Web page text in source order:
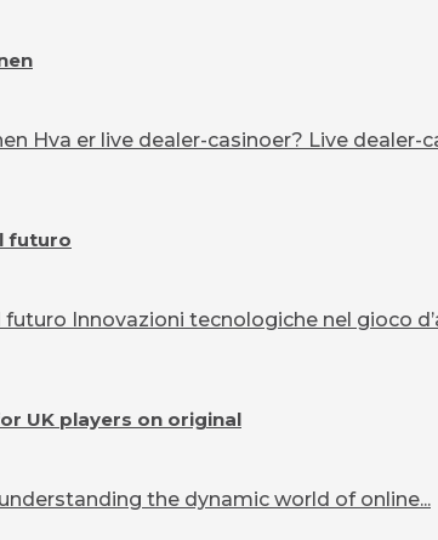
Hva er live dealer-casinoer? Live dealer-
futuro
Innovazioni tecnologiche nel gioco
UK players on original
the dynamic world of online...